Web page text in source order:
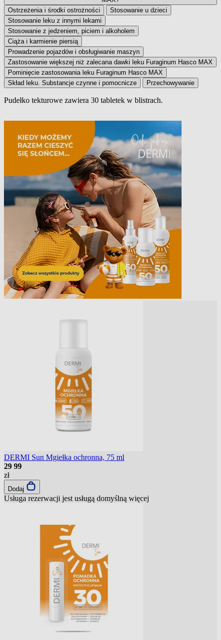
Ostrzeżenia i środki ostrożności
Stosowanie u dzieci
Stosowanie leku z innymi lekami
Stosowanie z jedzeniem, piciem i alkoholem
Ciąża i karmienie piersią
Prowadzenie pojazdów i obsługiwanie maszyn
Zastosowanie większej niż zalecana dawki leku Furaginum Hasco MAX
Pominięcie zastosowania leku Furaginum Hasco MAX
Skład leku. Substancje czynne i pomocnicze
Przechowywanie
Pudełko tekturowe zawiera 30 tabletek w blistrach.
DERMI Sun Mgiełka ochronna, 75 ml
29 99
zł
Dodaj
Usługa rezerwacji jest usługą domyślną więcej